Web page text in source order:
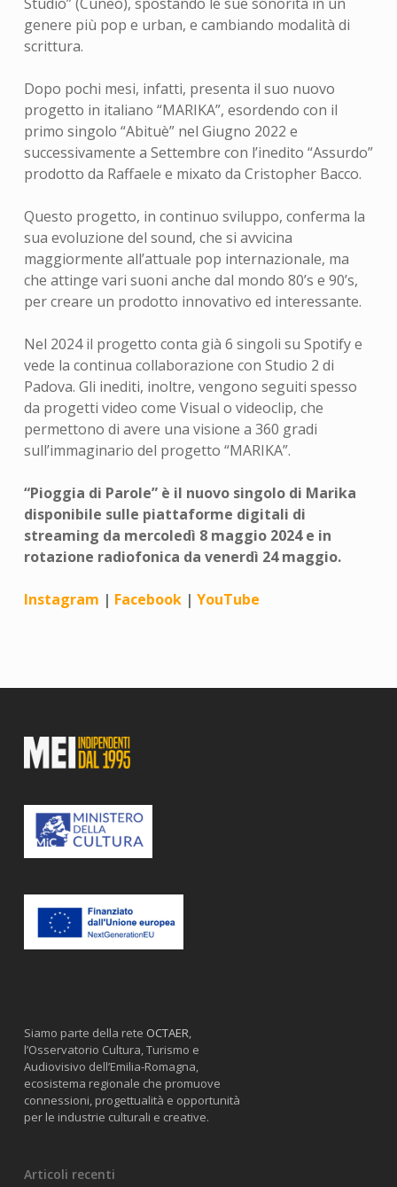
genere più pop e urban, e cambiando modalità di
scrittura.
Dopo pochi mesi, infatti, presenta il suo nuovo
progetto in italiano “MARIKA”, esordendo con il
primo singolo “Abituè” nel Giugno 2022 e
successivamente a Settembre con l’inedito “Assurdo”
prodotto da Raffaele e mixato da Cristopher Bacco.
Questo progetto, in continuo sviluppo, conferma la
sua evoluzione del sound, che si avvicina
maggiormente all’attuale pop internazionale, ma
che attinge vari suoni anche dal mondo 80’s e 90’s,
per creare un prodotto innovativo ed interessante.
Nel 2024 il progetto conta già 6 singoli su Spotify e
vede la continua collaborazione con Studio 2 di
Padova. Gli inediti, inoltre, vengono seguiti spesso
da progetti video come Visual o videoclip, che
permettono di avere una visione a 360 gradi
sull’immaginario del progetto “MARIKA”.
“Pioggia di Parole” è il nuovo singolo di Marika
disponibile sulle piattaforme digitali di
streaming da mercoledì 8 maggio 2024 e in
rotazione radiofonica da venerdì 24 maggio.
Instagram | Facebook| YouTube
Siamo parte della rete OCTAER,
l’Osservatorio Cultura, Turismo e
Audiovisivo dell’Emilia-Romagna,
ecosistema regionale che promuove
connessioni, progettualità e opportunità
per le industrie culturali e creative.
Articoli recenti